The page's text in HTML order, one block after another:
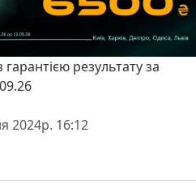
гарантією результату за
2024р. 16:12